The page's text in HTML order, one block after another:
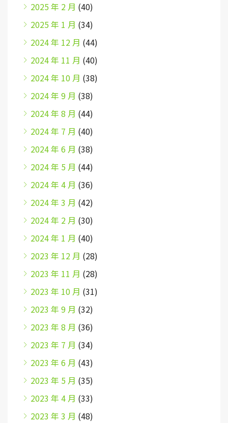
2025 年 2 月 (40)
2025 年 1 月 (34)
2024 年 12 月 (44)
2024 年 11 月 (40)
2024 年 10 月 (38)
2024 年 9 月 (38)
2024 年 8 月 (44)
2024 年 7 月 (40)
2024 年 6 月 (38)
2024 年 5 月 (44)
2024 年 4 月 (36)
2024 年 3 月 (42)
2024 年 2 月 (30)
2024 年 1 月 (40)
2023 年 12 月 (28)
2023 年 11 月 (28)
2023 年 10 月 (31)
2023 年 9 月 (32)
2023 年 8 月 (36)
2023 年 7 月 (34)
2023 年 6 月 (43)
2023 年 5 月 (35)
2023 年 4 月 (33)
2023 年 3 月 (48)